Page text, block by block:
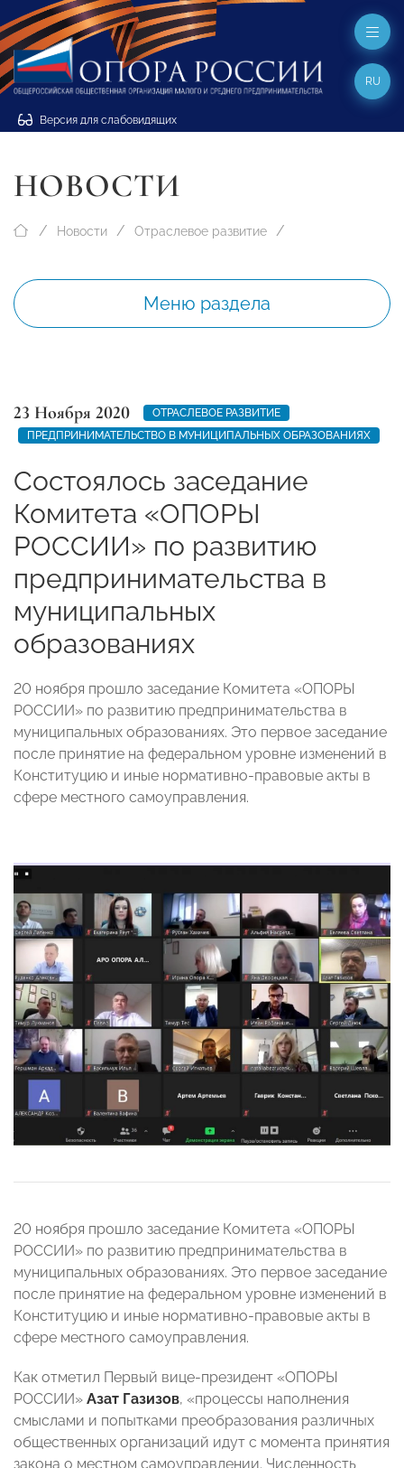
Версия для слабовидящих
RU
НОВОСТИ
Новости Отраслевое развитие
Меню раздела
23 Ноября 2020
ОТРАСЛЕВОЕ РАЗВИТИЕ
ПРЕДПРИНИМАТЕЛЬСТВО В МУНИЦИПАЛЬНЫХ ОБРАЗОВАНИЯХ
Состоялось заседание
Комитета «ОПОРЫ
РОССИИ» по развитию
предпринимательства в
муниципальных
образованиях
20 ноября прошло заседание Комитета «ОПОРЫ
РОССИИ» по развитию предпринимательства в
муниципальных образованиях. Это первое заседание
после принятие на федеральном уровне изменений в
Конституцию и иные нормативно-правовые акты в
сфере местного самоуправления.
20 ноября прошло заседание Комитета «ОПОРЫ
РОССИИ» по развитию предпринимательства в
муниципальных образованиях. Это первое заседание
после принятие на федеральном уровне изменений в
Конституцию и иные нормативно-правовые акты в
сфере местного самоуправления.
Как отметил Первый вице-президент «ОПОРЫ
РОССИИ» Азат Газизов, «процессы наполнения
смыслами и попытками преобразования различных
общественных организаций идут с момента принятия
закона о местном самоуправлении. Численность